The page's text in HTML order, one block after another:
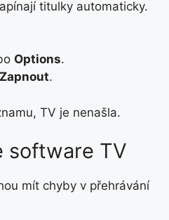
titulky automaticky.
Options.
Zapnout.
TV je nenašla.
software TV
mít chyby v přehrávání